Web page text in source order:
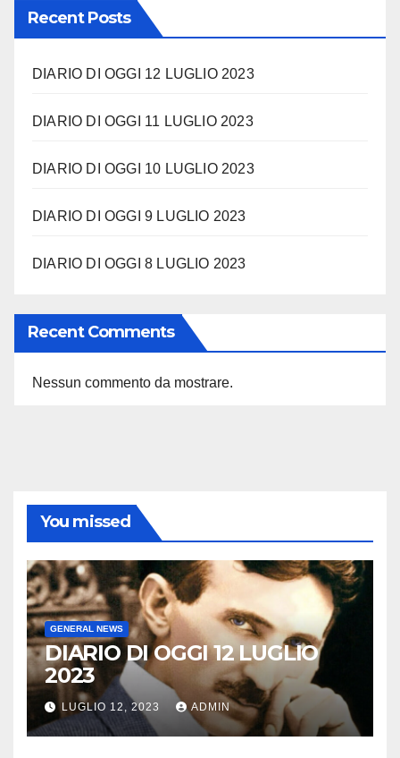
Recent Posts
DIARIO DI OGGI 12 LUGLIO 2023
DIARIO DI OGGI 11 LUGLIO 2023
DIARIO DI OGGI 10 LUGLIO 2023
DIARIO DI OGGI 9 LUGLIO 2023
DIARIO DI OGGI 8 LUGLIO 2023
Recent Comments
Nessun commento da mostrare.
You missed
GENERAL NEWS
DIARIO DI OGGI 12 LUGLIO
2023
LUGLIO 12, 2023 ADMIN